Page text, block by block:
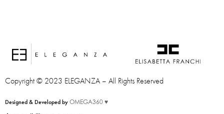
Copyright © 2023 ELEGANZA – All Rights Reserved
Designed & Developed by OMEGA360 ♥